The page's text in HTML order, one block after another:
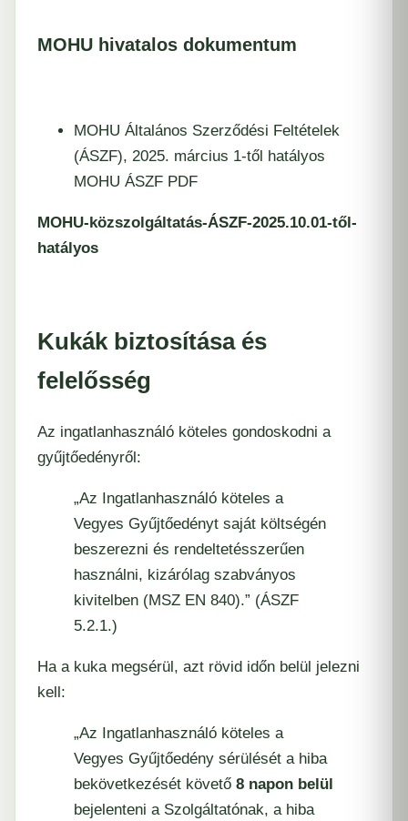
MOHU hivatalos dokumentum
MOHU Általános Szerződési Feltételek
(ÁSZF), 2025. március 1-től hatályos
MOHU ÁSZF PDF
MOHU-közszolgáltatás-ÁSZF-2025.10.01-től-
hatályos
Kukák biztosítása és
felelősség
Az ingatlanhasználó köteles gondoskodni a
gyűjtőedényről:
„Az Ingatlanhasználó köteles a
Vegyes Gyűjtőedényt saját költségén
beszerezni és rendeltetésszerűen
használni, kizárólag szabványos
kivitelben (MSZ EN 840).” (ÁSZF
5.2.1.)
Ha a kuka megsérül, azt rövid időn belül jelezni
kell:
„Az Ingatlanhasználó köteles a
Vegyes Gyűjtőedény sérülését a hiba
bekövetkezését követő 8 napon belül
bejelenteni a Szolgáltatónak, a hiba